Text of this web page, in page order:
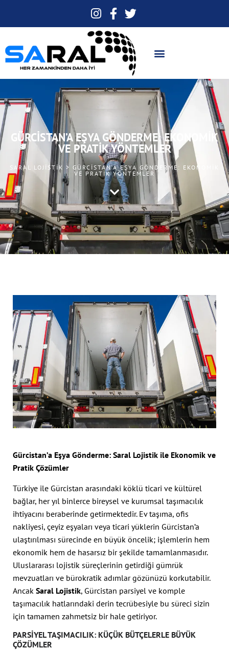
GÜRCISTAN’A EŞYA GÖNDERME: EKONOMIK
VE PRATIK YÖNTEMLER
SARAL LOJISTIK > GÜRCISTAN’A EŞYA GÖNDERME: EKONOMIK
VE PRATIK YÖNTEMLER
Gürcistan’a Eşya Gönderme: Saral Lojistik ile Ekonomik ve
Pratik Çözümler
Türkiye ile Gürcistan arasındaki köklü ticari ve kültürel
bağlar, her yıl binlerce bireysel ve kurumsal taşımacılık
ihtiyacını beraberinde getirmektedir. Ev taşıma, ofis
nakliyesi, çeyiz eşyaları veya ticari yüklerin Gürcistan’a
ulaştırılması sürecinde en büyük öncelik; işlemlerin hem
ekonomik hem de hasarsız bir şekilde tamamlanmasıdır.
Uluslararası lojistik süreçlerinin getirdiği gümrük
mevzuatları ve bürokratik adımlar gözünüzü korkutabilir.
Ancak Saral Lojistik, Gürcistan parsiyel ve komple
taşımacılık hatlarındaki derin tecrübesiyle bu süreci sizin
için tamamen zahmetsiz bir hale getiriyor.
PARSIYEL TAŞIMACILIK: KÜÇÜK BÜTÇELERLE BÜYÜK
ÇÖZÜMLER